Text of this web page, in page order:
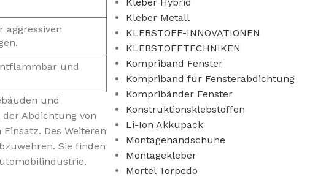
aggressiven
und
und
Abdichtung von
Des Weiteren
Sie finden
Kleber Metall
KLEBSTOFF-INNOVATIONEN
KLEBSTOFFTECHNIKEN
Kompriband Fenster
Kompriband für Fensterabdichtung
Kompribänder Fenster
Konstruktionsklebstoffen
Li-Ion Akkupack
Montagehandschuhe
Montagekleber
Mortel Torpedo